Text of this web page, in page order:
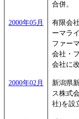
合併。
2000年05月
有限会
ーマラ
ファー
会社・
会社に改
2000年02月
新潟県
ス株式
社)を設